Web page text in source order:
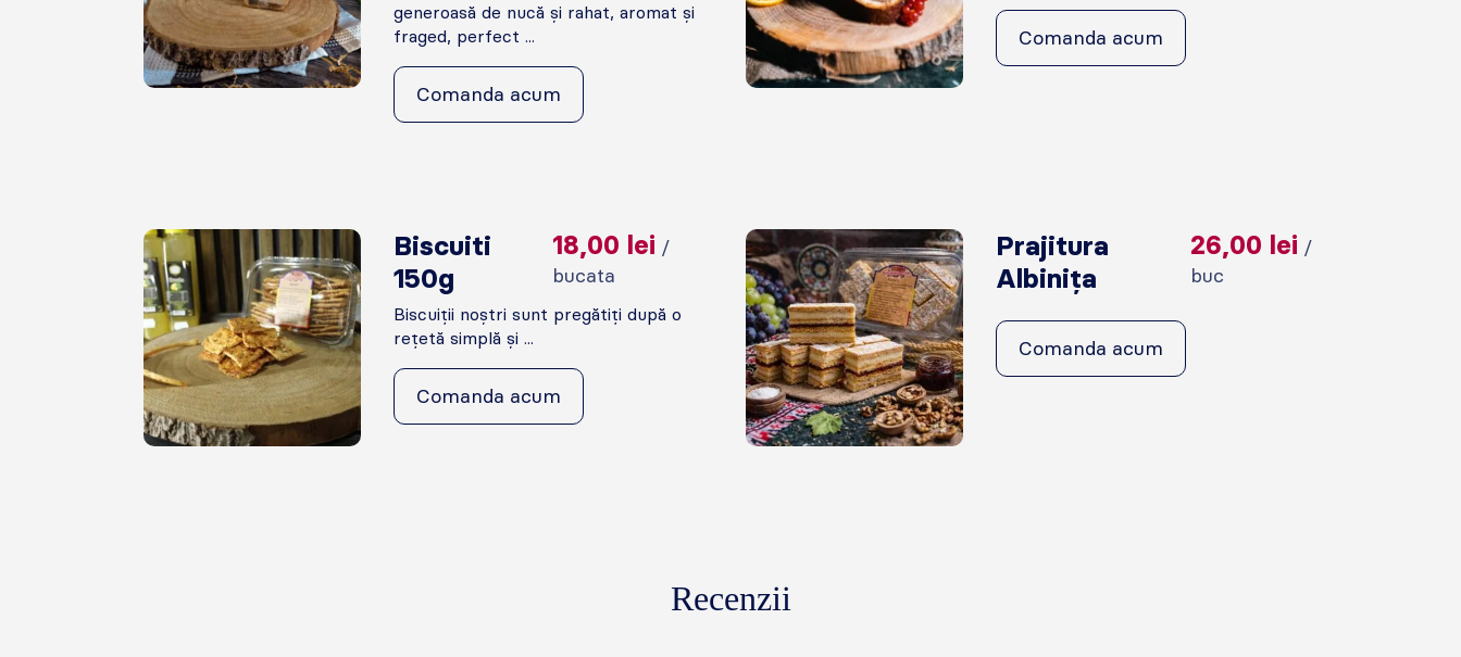
generoasă de nucă și rahat, aromat și
fraged, perfect ...
Comanda acum
Comanda acum
Biscuiti
150g
18,00 lei /
bucata
Biscuiții noștri sunt pregătiți după o
rețetă simplă și ...
Comanda acum
Prajitura
Albinița
26,00 lei /
buc
Comanda acum
Recenzii